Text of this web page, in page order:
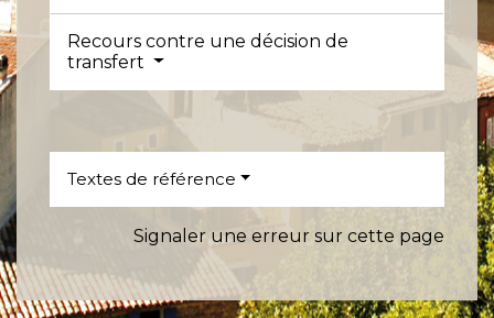
Recours contre une décision de
transfert
Textes de référence
Signaler une erreur sur cette page